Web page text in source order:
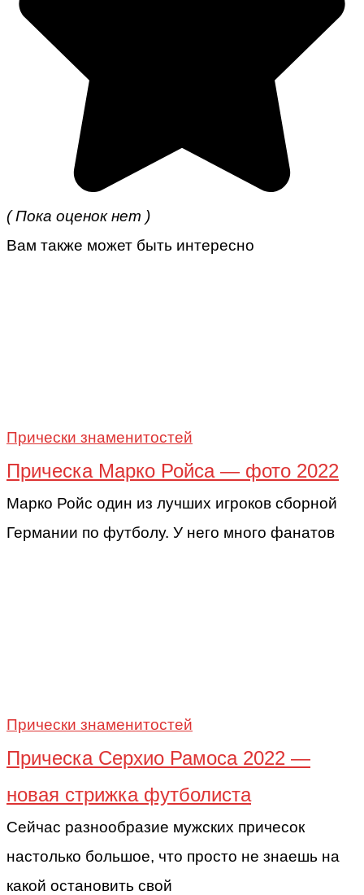
( Пока оценок нет )
Вам также может быть интересно
Прически знаменитостей
Прическа Марко Ройса — фото 2022
Марко Ройс один из лучших игроков сборной
Германии по футболу. У него много фанатов
Прически знаменитостей
Прическа Серхио Рамоса 2022 —
новая стрижка футболиста
Сейчас разнообразие мужских причесок
настолько большое, что просто не знаешь на
какой остановить свой